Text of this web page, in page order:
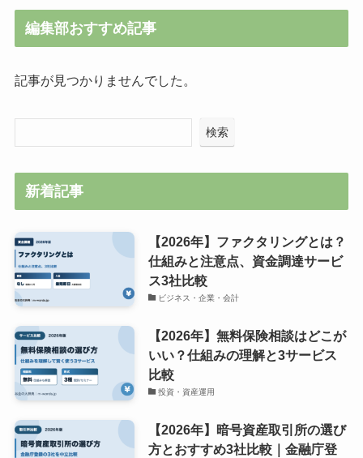
編集部おすすめ記事
記事が見つかりませんでした。
検索
新着記事
【2026年】ファクタリングとは？
仕組みと注意点、資金調達サービ
ス3社比較
ビジネス・企業・会計
【2026年】無料保険相談はどこが
いい？仕組みの理解と3サービス
比較
投資・資産運用
【2026年】暗号資産取引所の選び
方とおすすめ3社比較｜金融庁登